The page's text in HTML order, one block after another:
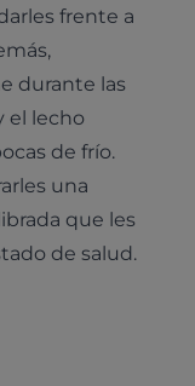
frente a
durante las
el lecho
de frío.
una
que les
de salud.